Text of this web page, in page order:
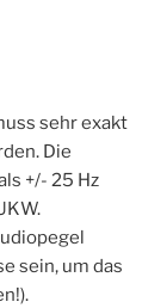
sehr exakt
Die
+/- 25 Hz
sein, um das